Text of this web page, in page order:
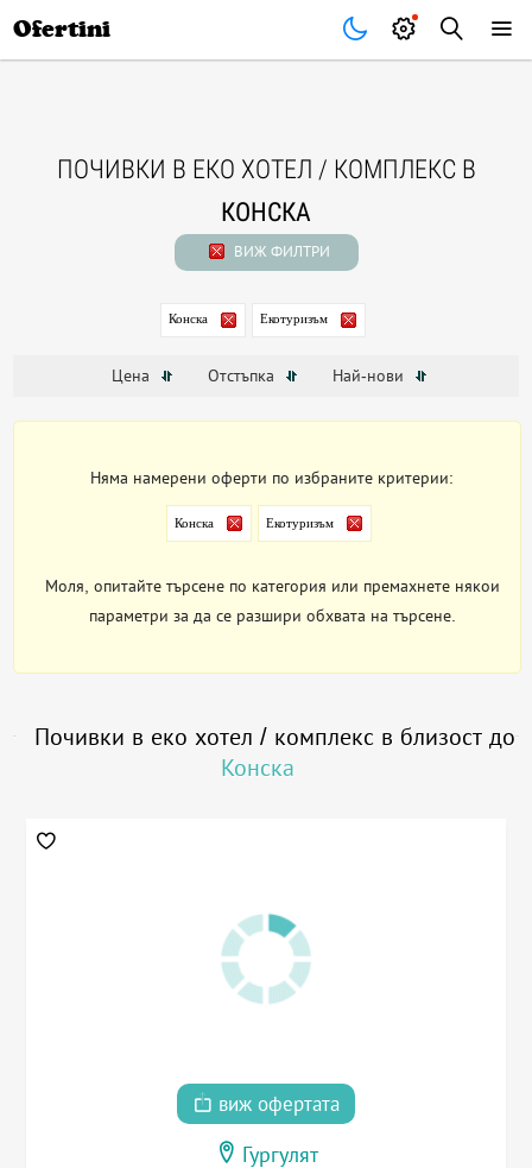
Ofertini
ПОЧИВКИ В ЕКО ХОТЕЛ / КОМПЛЕКС В
КОНСКА
ВИЖ ФИЛТРИ
Конска Екотуризъм
Цена Отстъпка Най-нови
Няма намерени оферти по избраните критерии:
Конска Екотуризъм
Моля, опитайте търсене по категория или премахнете някои
параметри за да се разшири обхвата на търсене.
Почивки в еко хотел / комплекс в близост до
Конска
виж офертата
Гургулят